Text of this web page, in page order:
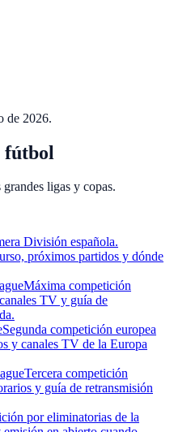
de 2026.
fútbol
ligas y copas.
División española.
próximos partidos y dónde
Máxima competición
TV y guía de
Segunda competición europea
y canales TV de la Europa
Tercera competición
y guía de retransmisión
por eliminatorias de la